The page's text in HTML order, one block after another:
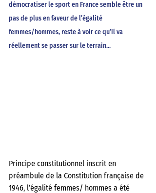
démocratiser le sport en France semble être un
pas de plus en faveur de l’égalité
femmes/hommes, reste à voir ce qu’il va
réellement se passer sur le terrain...
Principe constitutionnel inscrit en
préambule de la Constitution française de
1946, l’égalité femmes/ hommes a été